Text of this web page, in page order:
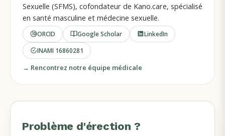
Sexuelle (SFMS), cofondateur de Kano.care, spécialisé
en santé masculine et médecine sexuelle.
ORCID Google Scholar
LinkedIn
INAMI 16860281
→ Rencontrez notre équipe médicale
MÉDECINS DISPONIBLES
Problème d'érection ?